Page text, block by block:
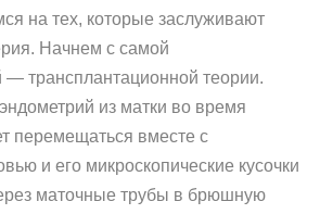
на тех, которые заслуживают
Начнем с самой
— трансплантационной теории.
из матки во время
перемещаться вместе с
и его микроскопические кусочки
маточные трубы в брюшную